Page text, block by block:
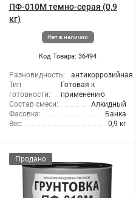
ПФ-010М темно-серая (0,9
кг)
Нет в наличии
Код Товара: 36494
Разновидность:
антикоррозийная
Тип
готовности:
Готовая к
применению
Состав смеси:
Алкидный
Фасовка:
Банка
Вес:
0,9 кг
Продано